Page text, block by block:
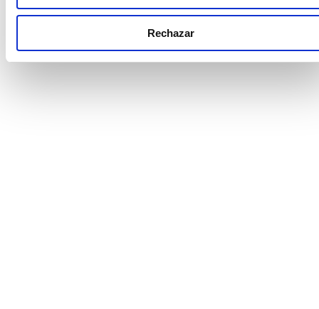
Rechazar
globales.